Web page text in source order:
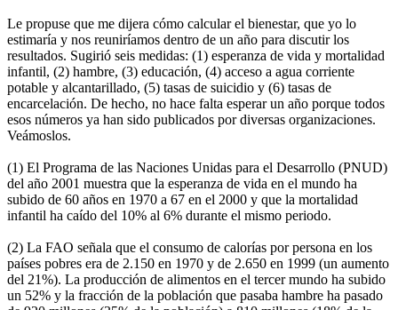
Le propuse que me dijera cómo calcular el bienestar, que yo lo
estimaría y nos reuniríamos dentro de un año para discutir los
resultados. Sugirió seis medidas: (1) esperanza de vida y mortalidad
infantil, (2) hambre, (3) educación, (4) acceso a agua corriente
potable y alcantarillado, (5) tasas de suicidio y (6) tasas de
encarcelación. De hecho, no hace falta esperar un año porque todos
esos números ya han sido publicados por diversas organizaciones.
Veámoslos.
(1) El Programa de las Naciones Unidas para el Desarrollo (PNUD)
del año 2001 muestra que la esperanza de vida en el mundo ha
subido de 60 años en 1970 a 67 en el 2000 y que la mortalidad
infantil ha caído del 10% al 6% durante el mismo periodo.
(2) La FAO señala que el consumo de calorías por persona en los
países pobres era de 2.150 en 1970 y de 2.650 en 1999 (un aumento
del 21%). La producción de alimentos en el tercer mundo ha subido
un 52% y la fracción de la población que pasaba hambre ha pasado